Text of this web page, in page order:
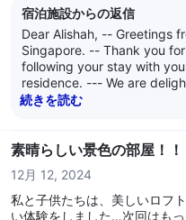
宿泊施設からの返信
Dear Alishah, -- Greetings from Citadines Fusionopolis
Singapore. -- Thank you for sharing your thoughtful review
following your stay with
residence. --- We are delighted to know that the Grand Loft
apartment suited your
your celebration while
for all guests, and we
our guest and noise policies. --- It is also wonderful
that you found the
public transport and nearby amenities.
続きを読む
素晴らしい景色の部屋！！
12月 12, 2024
私と子供たちは、美しいロフ
い体験をしました…次回はも